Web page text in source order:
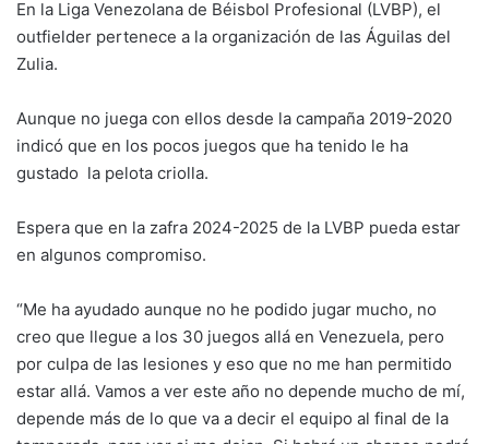
En la Liga Venezolana de Béisbol Profesional (LVBP), el
outfielder pertenece a la organización de las Águilas del
Zulia.
Aunque no juega con ellos desde la campaña 2019-2020
indicó que en los pocos juegos que ha tenido le ha
gustado la pelota criolla.
Espera que en la zafra 2024-2025 de la LVBP pueda estar
en algunos compromiso.
“Me ha ayudado aunque no he podido jugar mucho, no
creo que llegue a los 30 juegos allá en Venezuela, pero
por culpa de las lesiones y eso que no me han permitido
estar allá. Vamos a ver este año no depende mucho de mí,
depende más de lo que va a decir el equipo al final de la